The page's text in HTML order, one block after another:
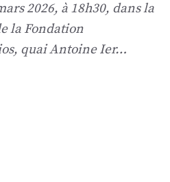
2026, à 18h30, dans la
la Fondation
quai Antoine Ier…